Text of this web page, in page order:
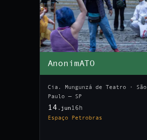
AnonimATO
Cia. Mungunzá de Teatro · São
Paulo — SP
14 .jun 16h
Espaço Petrobras